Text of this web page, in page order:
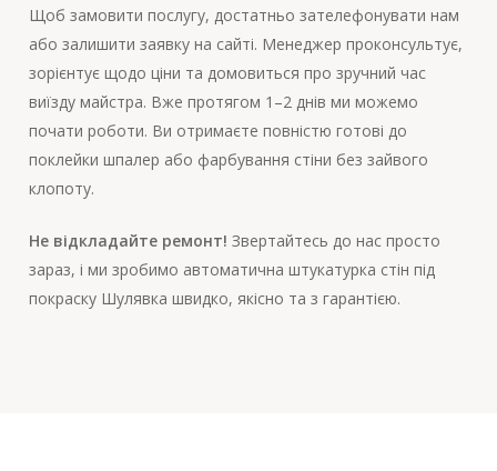
Щоб замовити послугу, достатньо зателефонувати нам
або залишити заявку на сайті. Менеджер проконсультує,
зорієнтує щодо ціни та домовиться про зручний час
виїзду майстра. Вже протягом 1–2 днів ми можемо
почати роботи. Ви отримаєте повністю готові до
поклейки шпалер або фарбування стіни без зайвого
клопоту.
Не відкладайте ремонт! Звертайтесь до нас просто
зараз, і ми зробимо автоматична штукатурка стін під
покраску Шулявка швидко, якісно та з гарантією.